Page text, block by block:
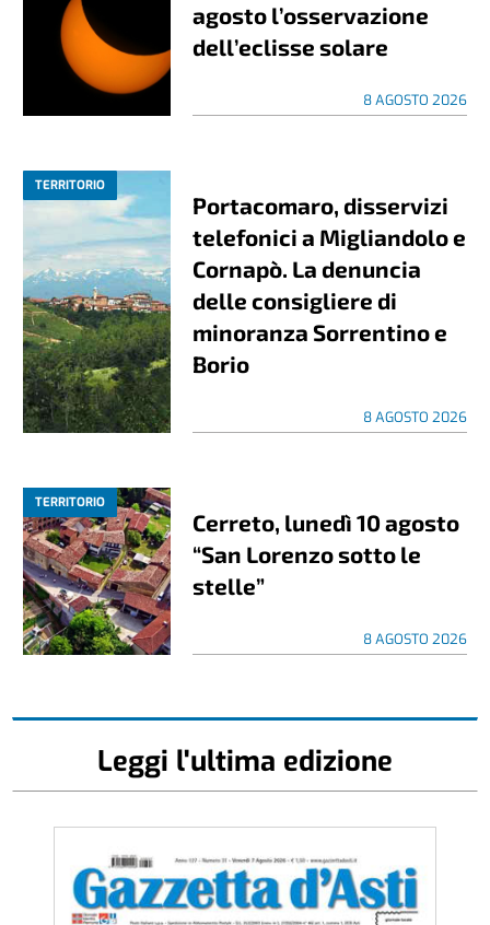
agosto l’osservazione
dell’eclisse solare
8 AGOSTO 2026
TERRITORIO
Portacomaro, disservizi
telefonici a Migliandolo e
Cornapò. La denuncia
delle consigliere di
minoranza Sorrentino e
Borio
8 AGOSTO 2026
TERRITORIO
Cerreto, lunedì 10 agosto
“San Lorenzo sotto le
stelle”
8 AGOSTO 2026
Leggi l'ultima edizione